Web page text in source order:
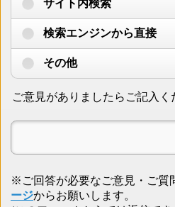
サイト内検索
検索エンジンから直接
その他
ご意見がありましたらご記入く
※ご回答が必要なご意見・ご質
ージからお願いします。